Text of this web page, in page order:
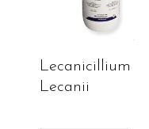
Lecanicillium
Lecanii